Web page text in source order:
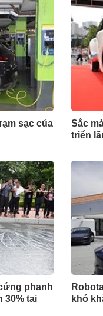
sạc của
Sắc
triển
phanh
30% tai
khó